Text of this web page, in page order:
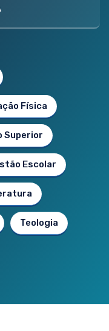
Física
Superior
Escolar
Teologia